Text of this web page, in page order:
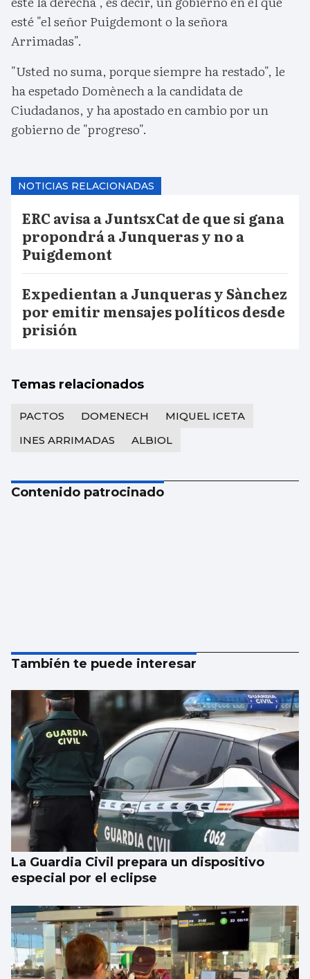
esté "el señor Puigdemont o la señora
Arrimadas".
"Usted no suma, porque siempre ha restado", le
ha espetado Domènech a la candidata de
Ciudadanos, y ha apostado en cambio por un
gobierno de "progreso".
NOTICIAS RELACIONADAS
ERC avisa a JuntsxCat de que si gana
propondrá a Junqueras y no a
Puigdemont
Expedientan a Junqueras y Sànchez
por emitir mensajes políticos desde
prisión
Temas relacionados
PACTOS DOMENECH
MIQUEL ICETA
INES ARRIMADAS
ALBIOL
Contenido patrocinado
También te puede interesar
La Guardia Civil prepara un dispositivo
especial por el eclipse